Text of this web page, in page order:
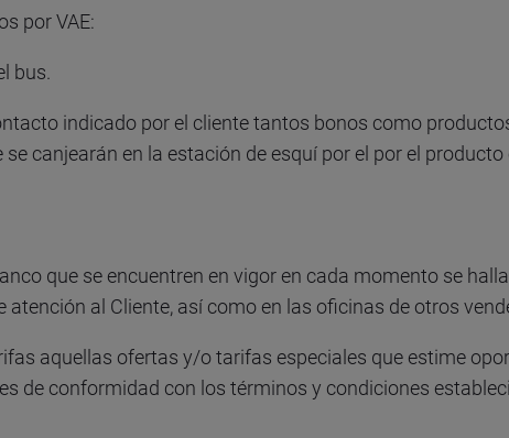
por VAE:
bus.
indicado por el cliente tantos bonos como
canjearán en la estación de esquí por el por el
que se encuentren en vigor en cada momento se
atención al Cliente, así como en las oficinas de otros
aquellas ofertas y/o tarifas especiales que estime
de conformidad con los términos y condiciones